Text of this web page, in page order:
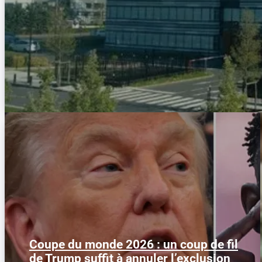
Coupe du monde 2026 : un coup de fil
de Trump suffit à annuler l’exclusion
Le 1er juillet 2026, l'attaquant américain
Folarin Balogun recevait un carton rouge